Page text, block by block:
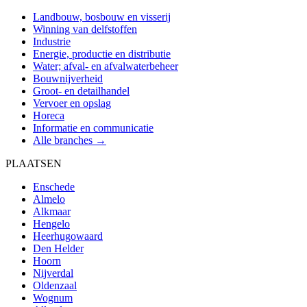
Landbouw, bosbouw en visserij
Winning van delfstoffen
Industrie
Energie, productie en distributie
Water; afval- en afvalwaterbeheer
Bouwnijverheid
Groot- en detailhandel
Vervoer en opslag
Horeca
Informatie en communicatie
Alle branches →
PLAATSEN
Enschede
Almelo
Alkmaar
Hengelo
Heerhugowaard
Den Helder
Hoorn
Nijverdal
Oldenzaal
Wognum